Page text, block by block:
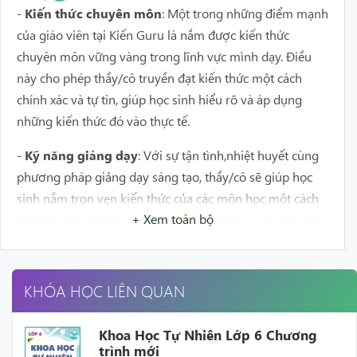
- Kiến thức chuyên môn: Một trong những điểm mạnh
của giáo viên tại Kiến Guru là nắm được kiến thức
chuyên môn vững vàng trong lĩnh vực mình dạy. Điều
này cho phép thầy/cô truyền đạt kiến thức một cách
chính xác và tự tin, giúp học sinh hiểu rõ và áp dụng
những kiến thức đó vào thực tế.
- Kỹ năng giảng dạy: Với sự tận tình,nhiệt huyết cùng
phương pháp giảng dạy sáng tạo, thầy/cô sẽ giúp học
sinh nắm trọn vẹn kiến thức của các môn học một cách
tốt nhất. Không chỉ dừng lại ở mặt kiến thức mà còn sẽ
Tân tâm và nhiệt huyết: Giáo viên tại Kiến Guru có
tình yêu và đam mê với công việc giảng dạy. Họ cam kết
đem lại lợi ích tốt nhất cho học sinh và luôn nỗ lực để
+ Xem toàn bộ
KHÓA HỌC LIÊN QUAN
Khoa Học Tự Nhiên Lớp 6 Chương
trình mới